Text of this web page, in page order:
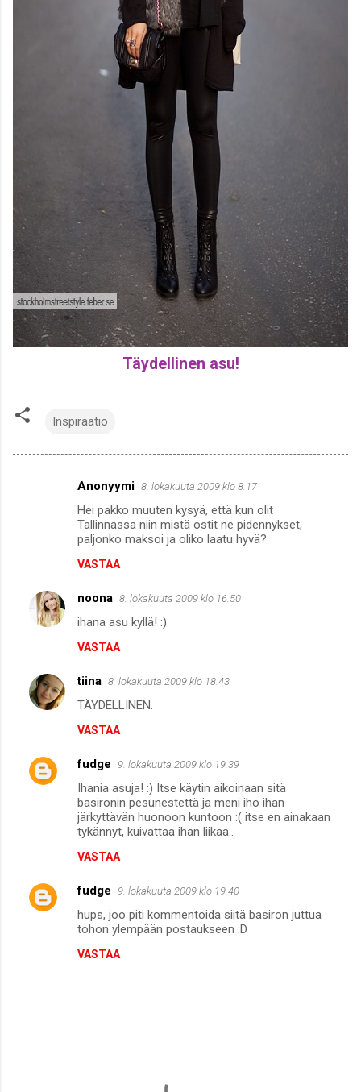
Täydellinen asu!
Inspiraatio
n
Anonyymi 8. lokakuuta 2009 klo 8.17
Hei pakko muuten kysyä, että kun olit
Tallinnassa niin mistä ostit ne pidennykset,
paljonko maksoi ja oliko laatu hyvä?
VASTAA
noona 8. lokakuuta 2009 klo 16.50
ihana asu kyllä! :)
VASTAA
tiina 8. lokakuuta 2009 klo 18.43
TÄYDELLINEN.
VASTAA
fudge 9. lokakuuta 2009 klo 19.39
Ihania asuja! :) Itse käytin aikoinaan sitä
basironin pesunestettä ja meni iho ihan
järkyttävän huonoon kuntoon :( itse en ainakaan
tykännyt, kuivattaa ihan liikaa..
VASTAA
fudge 9. lokakuuta 2009 klo 19.40
hups, joo piti kommentoida siitä basiron juttua
tohon ylempään postaukseen :D
VASTAA